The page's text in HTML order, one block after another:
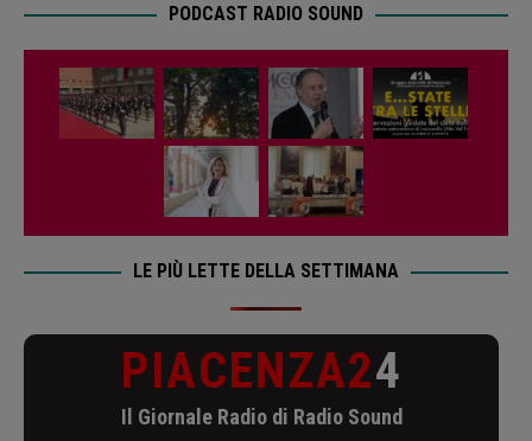
PODCAST RADIO SOUND
LE PIÙ LETTE DELLA SETTIMANA
PIACENZA24
Il Giornale Radio di Radio Sound